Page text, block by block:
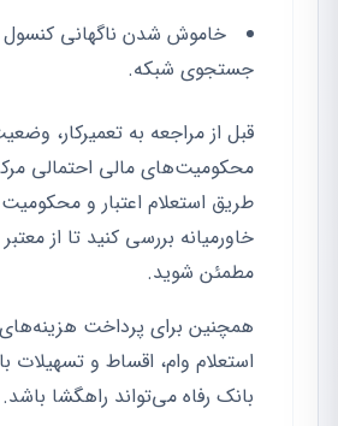
خاموش شدن ناگهانی کنسول
جستجوی شبکه.
قبل از مراجعه به تعمیرکار،
محکومیت‌های مالی احتمالی
طریق استعلام اعتبار و
خاورمیانه بررسی کنید تا از
مطمئن شوید.
همچنین برای پرداخت
استعلام وام، اقساط و تسهیلات
بانک رفاه می‌تواند راهگشا باشد.